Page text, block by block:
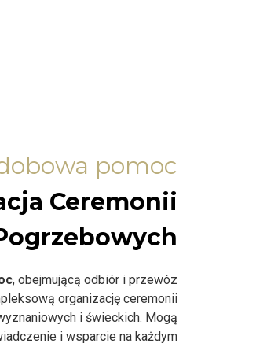
pomoc
Ceremonii
, obejmującą odbiór i przewóz
organizację ceremonii
i świeckich. Mogą
i wsparcie na każdym